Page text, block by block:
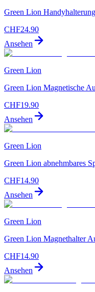
Green Lion
CHF24.90
Ansehen
Green Lion
Green Lion Magnetische
CHF19.90
Ansehen
Green Lion
Green Lion abnehmbares
CHF14.90
Ansehen
Green Lion
Green Lion Magnethalter
CHF14.90
Ansehen